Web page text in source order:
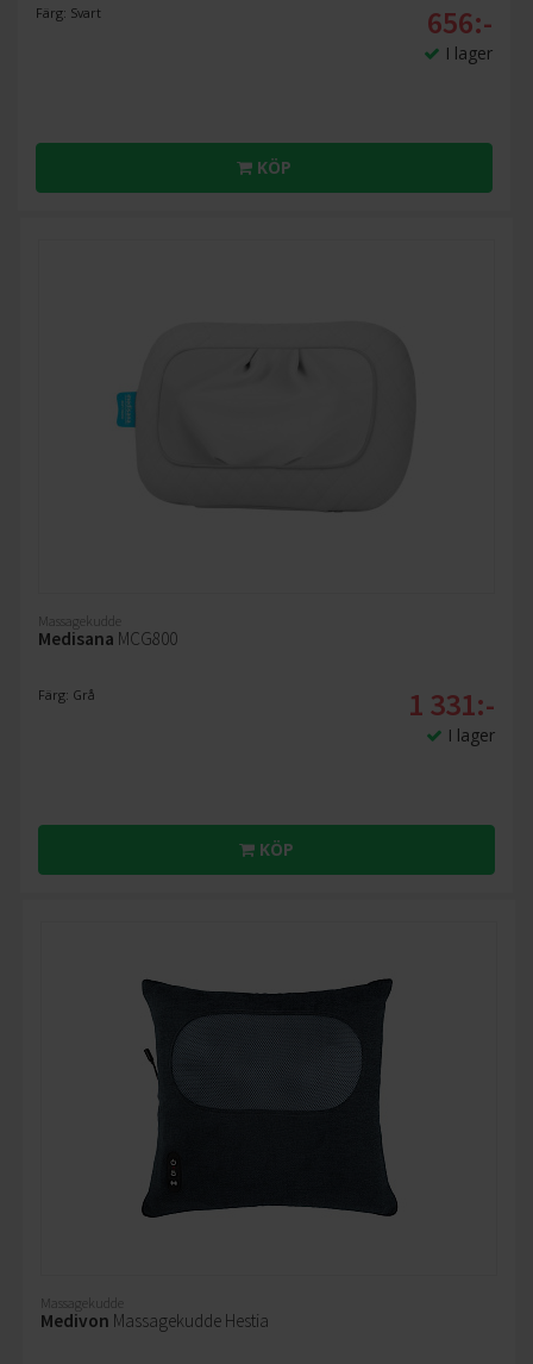
Färg: Svart 656:-
I lager
KÖP
Massagekudde
Medisana MCG800
Färg: Grå 1 331:-
I lager
KÖP
Massagekudde
Medivon Massagekudde Hestia